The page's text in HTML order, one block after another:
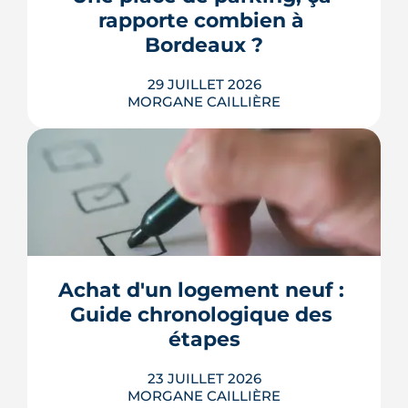
point, à jour de juillet 2026, sur vos
droits et ...
LIRE L'ARTICLE
rapporte combien à
Bordeaux ?
29 JUILLET 2026
MORGANE CAILLIÈRE
Combien rapporte une place de
parking à Bordeaux ? Prix de location
par quartier, calcul du rendement,
louer.
LIRE L'ARTICLE
Achat d'un logement neuf :
Guide chronologique des
étapes
23 JUILLET 2026
MORGANE CAILLIÈRE